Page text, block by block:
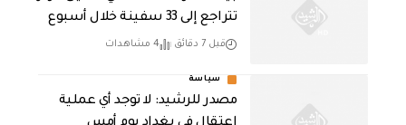
تتراجع إلى 33 سفينة خلال أسبوع
قبل 7 دقائق 4 مشاهدات
سياسة
مصدر للرشيد: لا توجد أي عملية